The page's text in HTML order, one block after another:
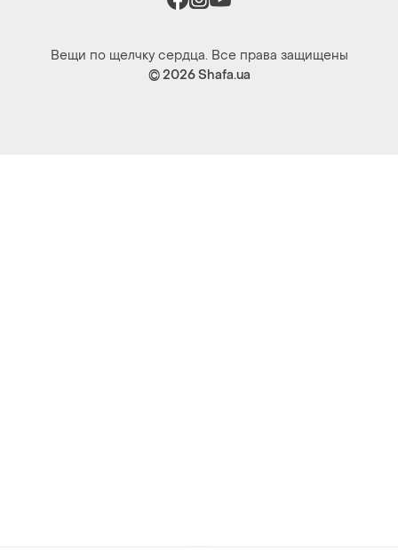
Вещи по щелчку сердца. Все права защищены
© 2026Shafa.ua